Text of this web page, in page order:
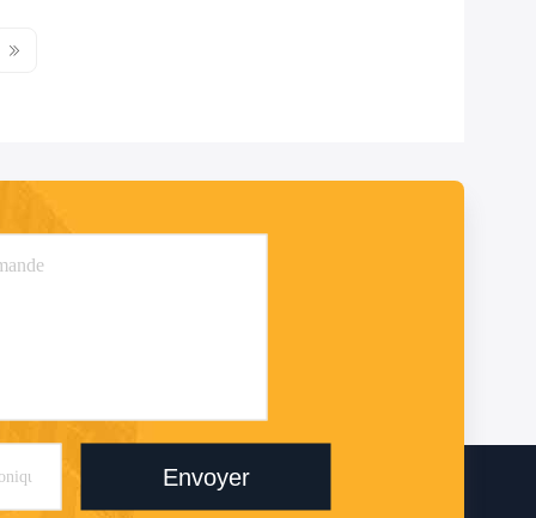
Envoyer